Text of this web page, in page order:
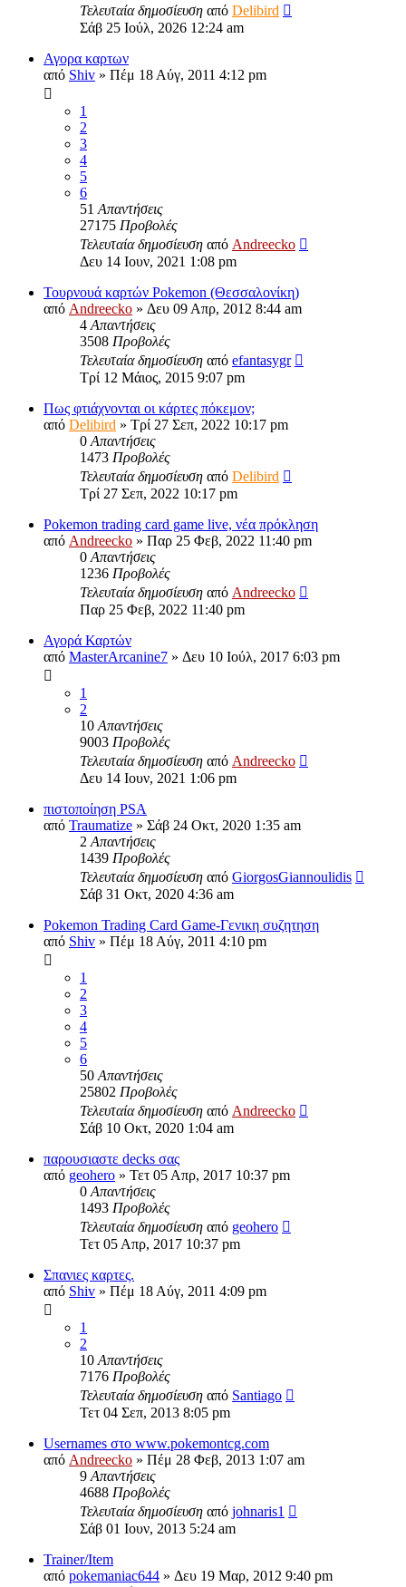
Τελευταία δημοσίευση από Delibird
Σάβ 25 Ιούλ, 2026 12:24 am
Αγορα καρτων
από Shiv » Πέμ 18 Αύγ, 2011 4:12 pm
1
2
3
4
5
6
51 Απαντήσεις
27175 Προβολές
Τελευταία δημοσίευση από Andreecko
Δευ 14 Ιουν, 2021 1:08 pm
Τουρνουά καρτών Pokemon (Θεσσαλονίκη)
από Andreecko » Δευ 09 Απρ, 2012 8:44 am
4 Απαντήσεις
3508 Προβολές
Τελευταία δημοσίευση από efantasygr
Τρί 12 Μάιος, 2015 9:07 pm
Πως φτιάχνονται οι κάρτες πόκεμον;
από Delibird » Τρί 27 Σεπ, 2022 10:17 pm
0 Απαντήσεις
1473 Προβολές
Τελευταία δημοσίευση από Delibird
Τρί 27 Σεπ, 2022 10:17 pm
Pokemon trading card game live, νέα πρόκληση
από Andreecko » Παρ 25 Φεβ, 2022 11:40 pm
0 Απαντήσεις
1236 Προβολές
Τελευταία δημοσίευση από Andreecko
Παρ 25 Φεβ, 2022 11:40 pm
Αγορά Καρτών
από MasterArcanine7 » Δευ 10 Ιούλ, 2017 6:03 pm
1
2
10 Απαντήσεις
9003 Προβολές
Τελευταία δημοσίευση από Andreecko
Δευ 14 Ιουν, 2021 1:06 pm
πιστοποίηση PSA
από Traumatize » Σάβ 24 Οκτ, 2020 1:35 am
2 Απαντήσεις
1439 Προβολές
Τελευταία δημοσίευση από GiorgosGiannoulidis
Σάβ 31 Οκτ, 2020 4:36 am
Pokemon Trading Card Game-Γενικη συζητηση
από Shiv » Πέμ 18 Αύγ, 2011 4:10 pm
1
2
3
4
5
6
50 Απαντήσεις
25802 Προβολές
Τελευταία δημοσίευση από Andreecko
Σάβ 10 Οκτ, 2020 1:04 am
παρουσιαστε decks σας
από geohero » Τετ 05 Απρ, 2017 10:37 pm
0 Απαντήσεις
1493 Προβολές
Τελευταία δημοσίευση από geohero
Τετ 05 Απρ, 2017 10:37 pm
Σπανιες καρτες.
από Shiv » Πέμ 18 Αύγ, 2011 4:09 pm
1
2
10 Απαντήσεις
7176 Προβολές
Τελευταία δημοσίευση από Santiago
Τετ 04 Σεπ, 2013 8:05 pm
Usernames στο www.pokemontcg.com
από Andreecko » Πέμ 28 Φεβ, 2013 1:07 am
9 Απαντήσεις
4688 Προβολές
Τελευταία δημοσίευση από johnaris1
Σάβ 01 Ιουν, 2013 5:24 am
Trainer/Item
από pokemaniac644 » Δευ 19 Μαρ, 2012 9:40 pm